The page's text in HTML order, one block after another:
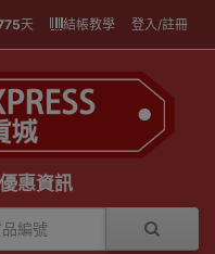
天 結帳教學 登入/註冊
惠資訊